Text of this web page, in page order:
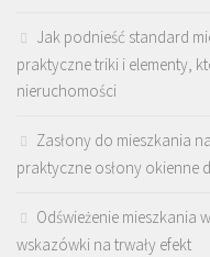
Jak podnieść standard
praktyczne triki i elementy,
nieruchomości
Zasłony do mieszkania
praktyczne osłony okienne
Odświeżenie mieszkania
wskazówki na trwały efekt